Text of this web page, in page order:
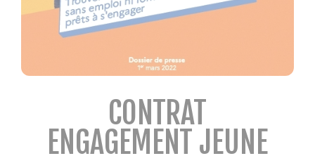
CONTRAT
ENGAGEMENT JEUNE